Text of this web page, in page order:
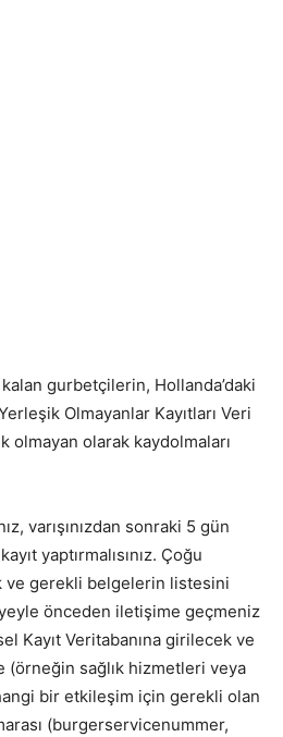
gurbetçilerin, Hollanda’daki
Olmayanlar Kayıtları Veri
olmayan olarak kaydolmaları
varışınızdan sonraki 5 gün
yaptırmalısınız. Çoğu
ve gerekli belgelerin listesini
önceden iletişime geçmeniz
Kayıt Veritabanına girilecek ve
sağlık hizmetleri veya
bir etkileşim için gerekli olan
(burgerservicenummer,